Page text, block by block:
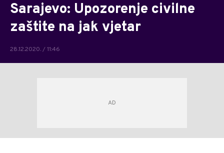
Sarajevo: Upozorenje civilne
zaštite na jak vjetar
28.12.2020. / 11:46